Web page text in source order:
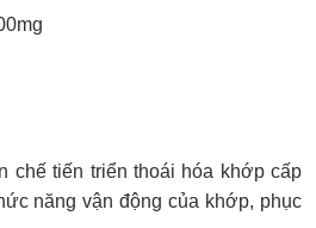
chế tiến triển thoái hóa khớp cấp
năng vận động của khớp, phục